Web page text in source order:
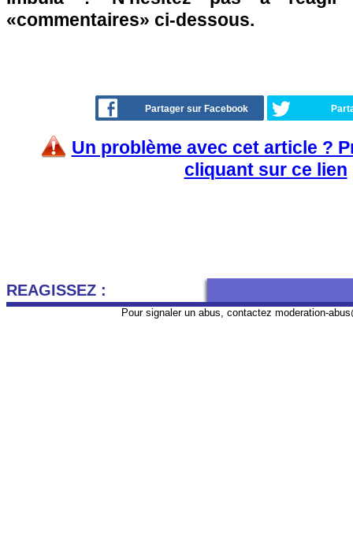
«commentaires» ci-dessous.
Partager sur Facebook
Un problème avec cet article ?
cliquant sur ce lien
REAGISSEZ :
Pour signaler un abus, contactez moderation-